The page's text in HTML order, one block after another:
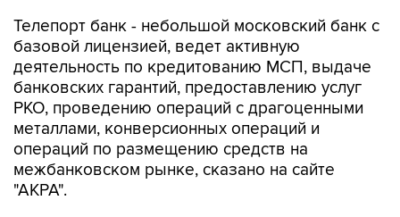
Телепорт банк - небольшой московский банк с
базовой лицензией, ведет активную
деятельность по кредитованию МСП, выдаче
банковских гарантий, предоставлению услуг
РКО, проведению операций с драгоценными
металлами, конверсионных операций и
операций по размещению средств на
межбанковском рынке, сказано на сайте
"АКРА".